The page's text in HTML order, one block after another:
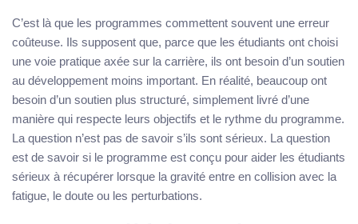
C’est là que les programmes commettent souvent une erreur
coûteuse. Ils supposent que, parce que les étudiants ont choisi
une voie pratique axée sur la carrière, ils ont besoin d’un soutien
au développement moins important. En réalité, beaucoup ont
besoin d’un soutien plus structuré, simplement livré d’une
manière qui respecte leurs objectifs et le rythme du programme.
La question n’est pas de savoir s’ils sont sérieux. La question
est de savoir si le programme est conçu pour aider les étudiants
sérieux à récupérer lorsque la gravité entre en collision avec la
fatigue, le doute ou les perturbations.